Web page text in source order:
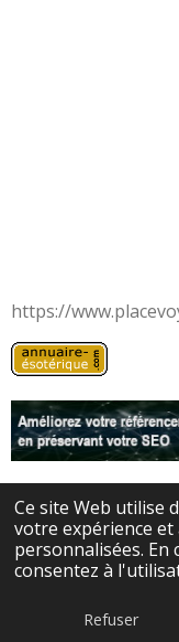
Ce site Web utilise
votre expérience
personnalisées. En
consentez à
Refuser
https://
© 2024 - 2026 Les
Propulsé parWebador
E-mail